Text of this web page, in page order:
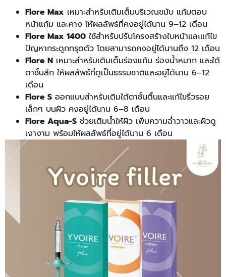
Flore Max เหมาะสำหรับเติมเต็มบริเวณขมับ แก้มตอบ
หน้าแก้ม และคาง ให้ผลลัพธ์ที่คงอยู่ได้นาน 9–12 เดือน
Flore Max 1400 ใช้สำหรับปรับโครงสร้างใบหน้าและแก้ไข
ปัญหากระดูกทรุดตัว โดยสามารถคงอยู่ได้นานถึง 12 เดือน
Flore N เหมาะสำหรับเติมเต็มร่องแก้ม ร่องน้ำหมาก และใต้
ตาชั้นลึก ให้ผลลัพธ์ที่ดูเป็นธรรมชาติและอยู่ได้นาน 6–12
เดือน
Flore S ออกแบบสำหรับเติมใต้ตาชั้นตื้นและแก้ไขริ้วรอย
เล็กๆ บนผิว คงอยู่ได้นาน 6–8 เดือน
Flore Aqua-S ช่วยเติมน้ำให้ผิว เพิ่มความฉ่ำวาวและผิวดู
เงางาม พร้อมให้ผลลัพธ์ที่อยู่ได้นาน 6 เดือน